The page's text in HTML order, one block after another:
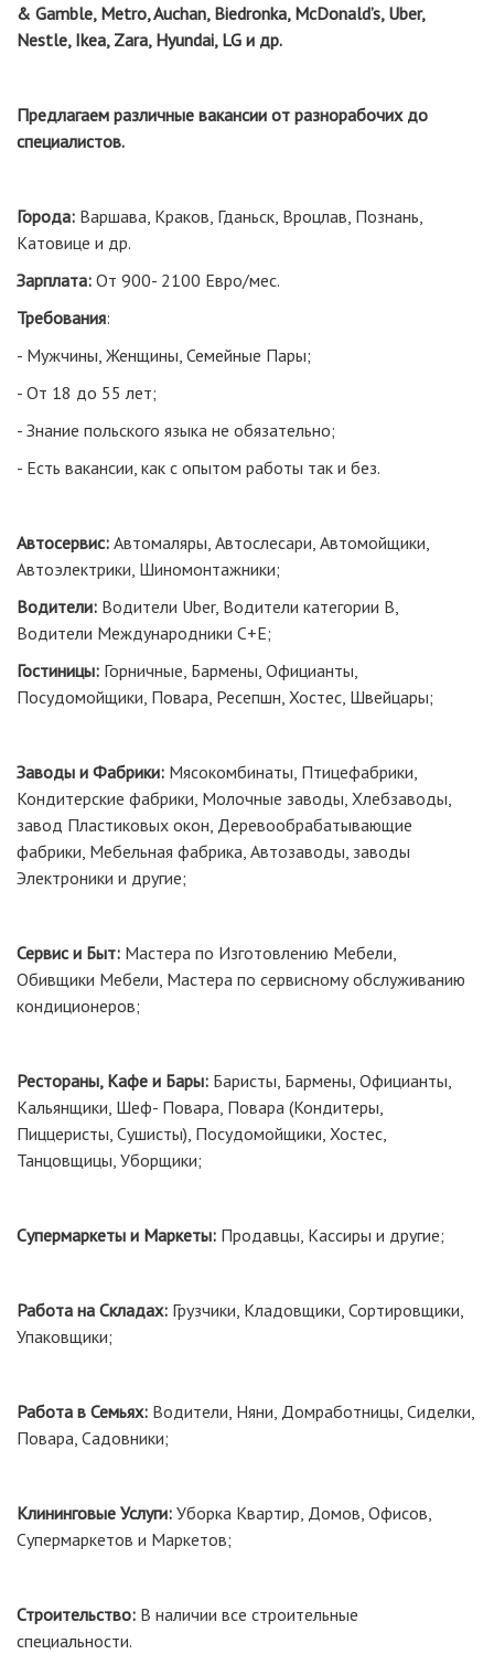
& Gamble, Metro, Auchan, Biedronka, McDonald’s, Uber,
Nestle, Ikea, Zara, Hyundai, LG и др.
Предлагаем различные вакансии от разнорабочих до
специалистов.
Города: Варшава, Краков, Гданьск, Вроцлав, Познань,
Катовице и др.
Зарплата: От 900- 2100 Евро/мес.
Требования:
- Мужчины, Женщины, Семейные Пары;
- От 18 до 55 лет;
- Знание польского языка не обязательно;
- Есть вакансии, как с опытом работы так и без.
Автосервис: Автомаляры, Автослесари, Автомойщики,
Автоэлектрики, Шиномонтажники;
Водители: Водители Uber, Водители категории В,
Водители Международники С+Е;
Гостиницы: Горничные, Бармены, Официанты,
Посудомойщики, Повара, Ресепшн, Хостес, Швейцары;
Заводы и Фабрики: Мясокомбинаты, Птицефабрики,
Кондитерские фабрики, Молочные заводы, Хлебзаводы,
завод Пластиковых окон, Деревообрабатывающие
фабрики, Мебельная фабрика, Автозаводы, заводы
Электроники и другие;
Сервис и Быт: Мастера по Изготовлению Мебели,
Обивщики Мебели, Мастера по сервисному обслуживанию
кондиционеров;
Рестораны, Кафе и Бары: Баристы, Бармены, Официанты,
Кальянщики, Шеф- Повара, Повара (Кондитеры,
Пиццеристы, Сушисты), Посудомойщики, Хостес,
Танцовщицы, Уборщики;
Супермаркеты и Маркеты: Продавцы, Кассиры и другие;
Работа на Складах: Грузчики, Кладовщики, Сортировщики,
Упаковщики;
Работа в Семьях: Водители, Няни, Домработницы, Сиделки,
Повара, Садовники;
Клининговые Услуги: Уборка Квартир, Домов, Офисов,
Супермаркетов и Маркетов;
Строительство: В наличии все строительные
специальности.